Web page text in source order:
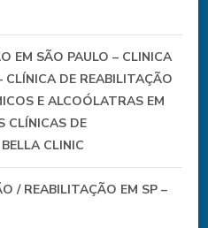
EM SÃO PAULO – CLINICA
CLÍNICA DE REABILITAÇÃO
E ALCOÓLATRAS EM
CLÍNICAS DE
CLINIC
/ REABILITAÇÃO EM SP –